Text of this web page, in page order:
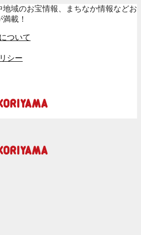
地域のお宝情報、まちなか情報などお
載！
ついて
シー